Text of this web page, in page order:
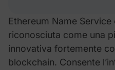
Ethereum Name Service
riconosciuta come una
innovativa fortemente
blockchain. Consente